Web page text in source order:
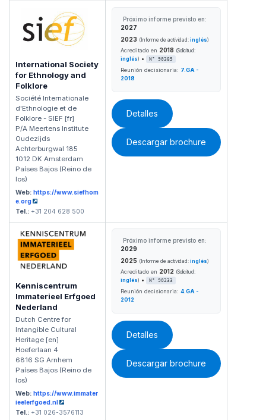
International Society
for Ethnology and
Folklore
Société Internationale
d'Ethnologie et de
Folklore - SIEF [fr]
P/A Meertens Institute
Oudezijds
Achterburgwal 185
1012 DK Amsterdam
Países Bajos (Reino de
los)
Web: https://www.siefhom
e.org
Tel.: +31 204 628 500
Próximo informe previsto en:
2027
2023 (Informe de actividad: inglés)
Acreditado en 2018 (Solicitud:
inglés) • N° 90385
Reunión decisionaria: 7.GA -
2018
Detalles
Descargar brochure
Kenniscentrum
Immaterieel Erfgoed
Nederland
Dutch Centre for
Intangible Cultural
Heritage [en]
Hoeferlaan 4
6816 SG Arnhem
Países Bajos (Reino de
los)
Web: https://www.immater
ieelerfgoed.nl
Tel.: +31 026-3576113
Próximo informe previsto en:
2029
2025 (Informe de actividad: inglés)
Acreditado en 2012 (Solicitud:
inglés) • N° 90233
Reunión decisionaria: 4.GA -
2012
Detalles
Descargar brochure